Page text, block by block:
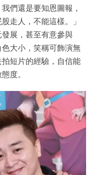
們還是要知恩圖報，
走人，不能這樣。」
展，甚至有意參與
色大小，笑稱可飾演無
短片的經驗，自信能
度。